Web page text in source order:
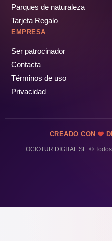
Parques de naturaleza
Tarjeta Regalo
EMPRESA
Ser patrocinador
Contacta
Términos de uso
Privacidad
CREADO CON
OCIOTUR DIGITAL SL. ©